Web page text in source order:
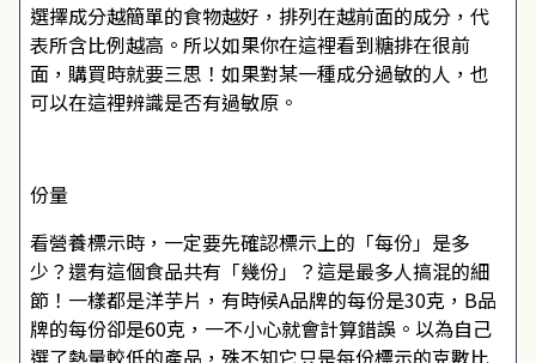
選擇成分越簡單的食物越好，排列在越前面的成分，代
表所含比例越高。所以如果你在這裡看到糖排在很前
面，購買時就要三思！如果對某一種成分過敏的人，也
可以在這裡辨識是否有過敏原。
份量
看營養標示時，一定要先確認標示上的「每份」是多
少？還有這個食品共有「幾份」？這是最多人搞混的細
節！一樣都是洋芋片，有時候A品牌的每份是30克，B品
牌的每份卻是60克，一不小心就會計算錯誤。以為自己
選了熱量較低的產品，殊不知它只是每份標示的克數比